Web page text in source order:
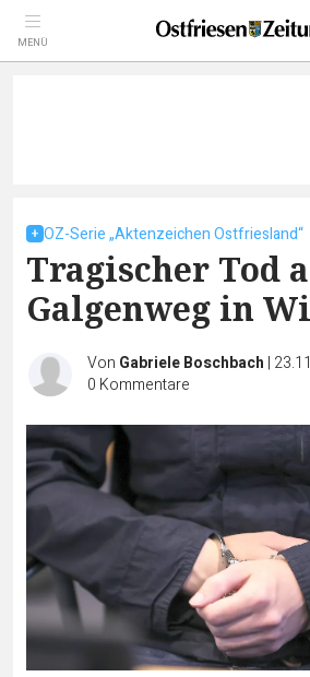
MENÜ
OZ-Serie „Aktenzeichen Ostfriesland“
Tragischer Tod
Galgenweg in
Von Gabriele Boschbach |
0 Kommentare